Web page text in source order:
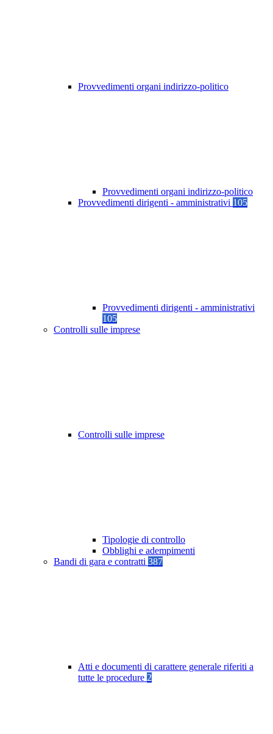
Provvedimenti organi indirizzo-politico
Provvedimenti organi indirizzo-politico
Provvedimenti dirigenti - amministrativi 105
Provvedimenti dirigenti - amministrativi
105
Controlli sulle imprese
Controlli sulle imprese
Tipologie di controllo
Obblighi e adempimenti
Bandi di gara e contratti 387
Atti e documenti di carattere generale riferiti a
tutte le procedure 2